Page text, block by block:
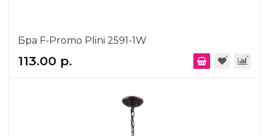
Бра F-Promo Plini 2591-1W
113.00 р.